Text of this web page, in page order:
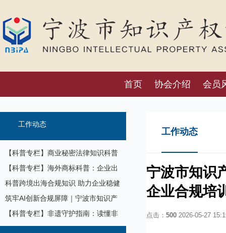
首页 协会介绍 会员
工作动态
【科普专栏】商业秘密法律知识科普
【科普专栏】海外商标科普：企业出
海必备的品牌前置保护体系
科普跨境出海合规知识 助力企业稳健
开拓欧洲市场——中欧跨境经营合规
主题科普沙龙在甬举办
筑牢AI创新合规屏障｜宁波市知识产
权协会联合聚数科创社区开展数字化
知识产权专题培训
【科普专栏】非遗守护指南：读懂非
遗、建好保护体系，平衡传承与市场
工作动态
宁波市知识
企业合规培
点击： 500 2026-05-27